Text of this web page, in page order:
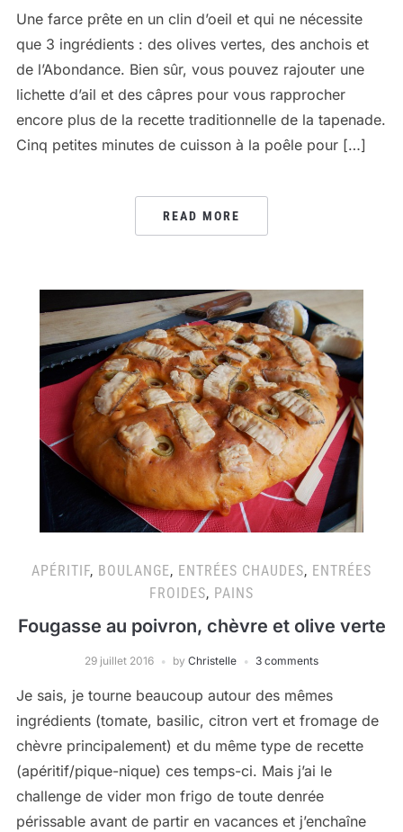
Une farce prête en un clin d’oeil et qui ne nécessite
que 3 ingrédients : des olives vertes, des anchois et
de l’Abondance. Bien sûr, vous pouvez rajouter une
lichette d’ail et des câpres pour vous rapprocher
encore plus de la recette traditionnelle de la tapenade.
Cinq petites minutes de cuisson à la poêle pour […]
READ MORE
APÉRITIF, BOULANGE, ENTRÉES CHAUDES, ENTRÉES
FROIDES, PAINS
Fougasse au poivron, chèvre et olive verte
29 juillet 2016 by Christelle 3 comments
Je sais, je tourne beaucoup autour des mêmes
ingrédients (tomate, basilic, citron vert et fromage de
chèvre principalement) et du même type de recette
(apéritif/pique-nique) ces temps-ci. Mais j’ai le
challenge de vider mon frigo de toute denrée
périssable avant de partir en vacances et j’enchaîne